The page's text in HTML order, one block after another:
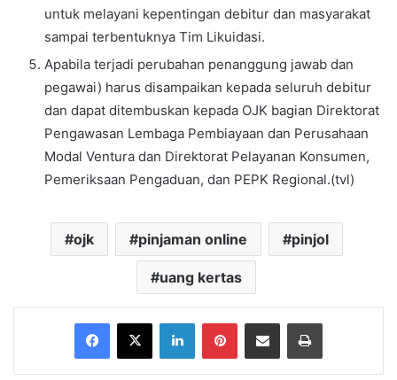
untuk melayani kepentingan debitur dan masyarakat
sampai terbentuknya Tim Likuidasi.
Apabila terjadi perubahan penanggung jawab dan
pegawai) harus disampaikan kepada seluruh debitur
dan dapat ditembuskan kepada OJK bagian Direktorat
Pengawasan Lembaga Pembiayaan dan Perusahaan
Modal Ventura dan Direktorat Pelayanan Konsumen,
Pemeriksaan Pengaduan, dan PEPK Regional.(tvl)
ojk pinjaman online pinjol
uang kertas
Facebook
X LinkedInPinterestShare via Email Print